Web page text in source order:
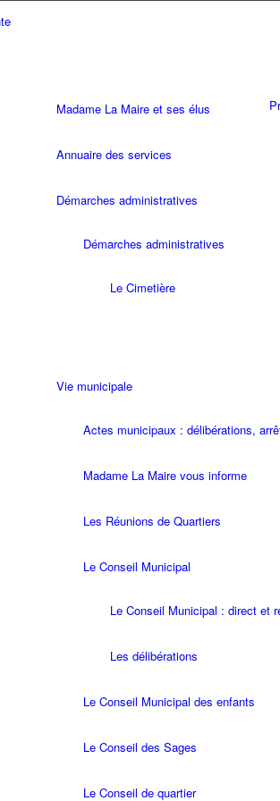
Madame La Maire et ses élus
Annuaire des services
Démarches administratives
Démarches administratives
Le Cimetière
Vie municipale
Actes municipaux : délibérations,
Madame La Maire vous informe
Les Réunions de Quartiers
Le Conseil Municipal
Le Conseil Municipal : direct et
Les délibérations
Le Conseil Municipal des enfants
Le Conseil des Sages
Le Conseil de quartier